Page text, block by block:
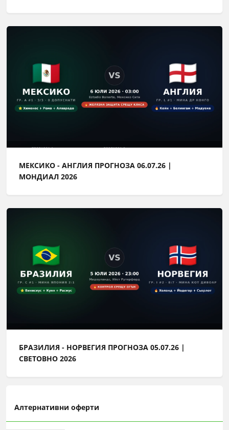
МЕКСИКО - АНГЛИЯ ПРОГНОЗА 06.07.26 |
МОНДИАЛ 2026
БРАЗИЛИЯ - НОРВЕГИЯ ПРОГНОЗА 05.07.26 |
СВЕТОВНО 2026
Алтернативни оферти